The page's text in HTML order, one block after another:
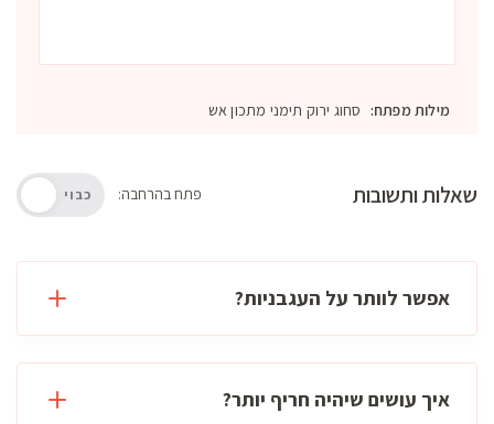
מילות מפתח: סחוג ירוק תימני מתכון אש
שאלות ותשובות פתח בהרחבה: כבוי
אפשר לוותר על העגבניות?
איך עושים שיהיה חריף יותר?